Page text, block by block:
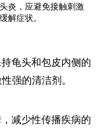
炎，应避免接触刺激
解症状。
龟头和包皮内侧的
强的清洁剂。
减少性传播疾病的